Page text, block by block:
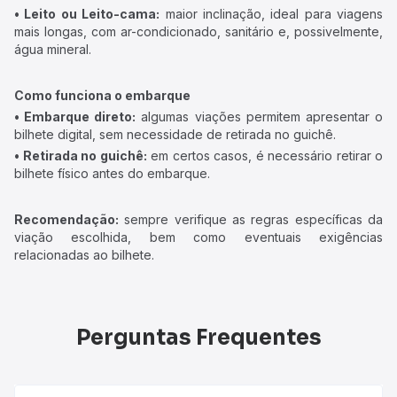
• Leito ou Leito-cama: maior inclinação, ideal para viagens
mais longas, com ar-condicionado, sanitário e, possivelmente,
água mineral.
Como funciona o embarque
• Embarque direto: algumas viações permitem apresentar o
bilhete digital, sem necessidade de retirada no guichê.
• Retirada no guichê: em certos casos, é necessário retirar o
bilhete físico antes do embarque.
Recomendação: sempre verifique as regras específicas da
viação escolhida, bem como eventuais exigências
relacionadas ao bilhete.
Perguntas Frequentes